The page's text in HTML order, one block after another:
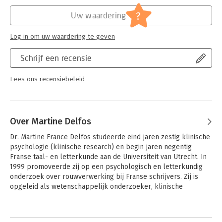
Het vierde deel, 'Pubers en adolescenten', beschrijft de
ontwikkeling van pubers en adolescenten in de leeftijd van 12
tot 25 jaar. In dit deel combineert Martine Delfos nieuwe
onderzoeksresultaten – biologisch, psychologisch en
pedagogisch – die uit de wetenschap naar voren zijn gekomen
met eigen nieuwe inzichten.
Gebruikers van Martine Delfos’ boeken: ‘Nauwgezet en
gerangschikt, volgens een logische opbouw.’ ‘Haar boeken zijn
uit alle stromingen.’
Schrijf een recensie
Lees ons recensiebeleid
Uw waardering ?
Log in om uw waardering te geven
Over Martine Delfos
Dr. Martine France Delfos studeerde eind jaren zestig klinische
psychologie (klinische research) en begin jaren negentig
Franse taal- en letterkunde aan de Universiteit van Utrecht. In
1999 promoveerde zij op een psychologisch en letterkundig
onderzoek over rouwverwerking bij Franse schrijvers. Zij is
opgeleid als wetenschappelijk onderzoeker, klinische
diagnosticeren en behandelen van kinderen, jeugdigen en
Andere boeken door Martine Delfos